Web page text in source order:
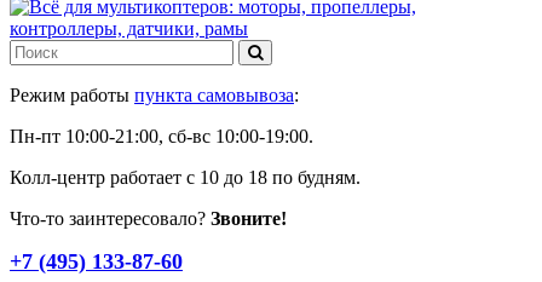
Режим работы пункта самовывоза:
Пн-пт 10:00-21:00, сб-вс 10:00-19:00.
Колл-центр работает с 10 до 18 по будням.
Что-то заинтересовало? Звоните!
+7 (495) 133-87-60